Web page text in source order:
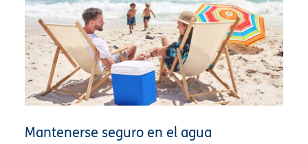
Mantenerse seguro en el agua